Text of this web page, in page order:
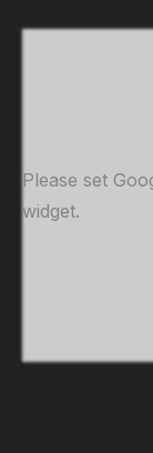
Please set
widget.